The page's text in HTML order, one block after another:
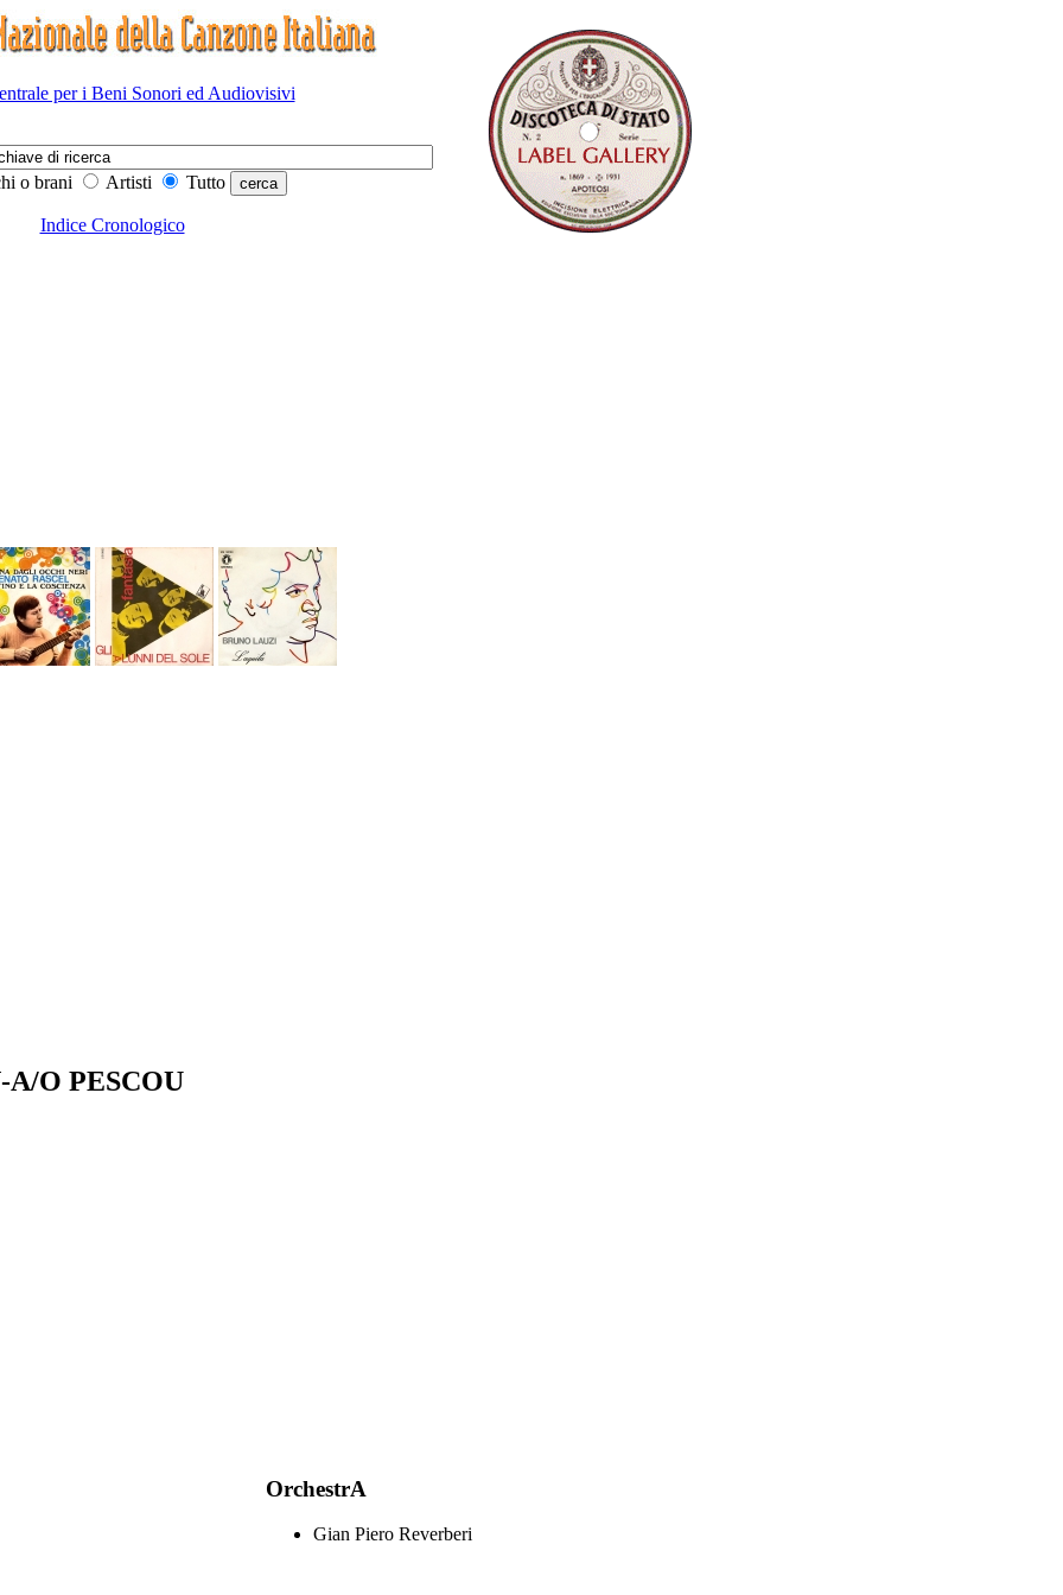
per i Beni Sonori ed Audiovisivi
o brani Artisti Tutto
Indice Cronologico
O PESCOU
OrchestrA
Gian Piero Reverberi